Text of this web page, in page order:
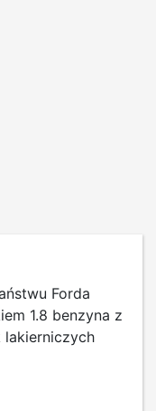
Forda
1.8 benzyna z
lakierniczych